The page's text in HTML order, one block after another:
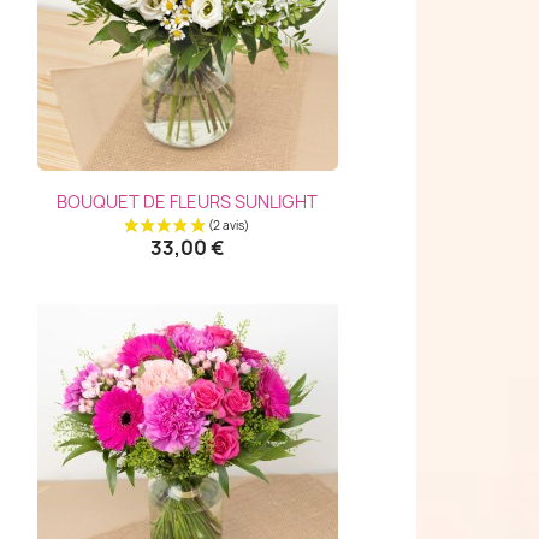
Aperçu rapide
BOUQUET DE FLEURS SUNLIGHT
33,00 €